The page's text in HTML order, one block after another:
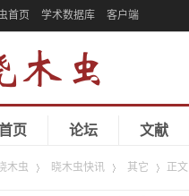
首页 学术数据库 客户端
页 论坛 文献
木虫 晓木虫快讯 其它 正文